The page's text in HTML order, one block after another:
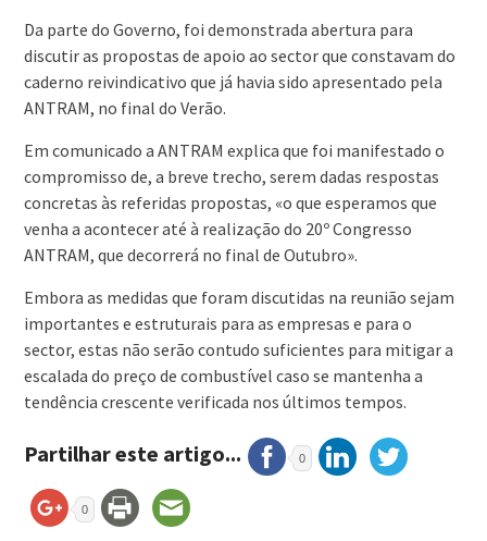
Da parte do Governo, foi demonstrada abertura para
discutir as propostas de apoio ao sector que constavam do
caderno reivindicativo que já havia sido apresentado pela
ANTRAM, no final do Verão.
Em comunicado a ANTRAM explica que foi manifestado o
compromisso de, a breve trecho, serem dadas respostas
concretas às referidas propostas, «o que esperamos que
venha a acontecer até à realização do 20º Congresso
ANTRAM, que decorrerá no final de Outubro».
Embora as medidas que foram discutidas na reunião sejam
importantes e estruturais para as empresas e para o
sector, estas não serão contudo suficientes para mitigar a
escalada do preço de combustível caso se mantenha a
tendência crescente verificada nos últimos tempos.
Partilhar este artigo... 0
0